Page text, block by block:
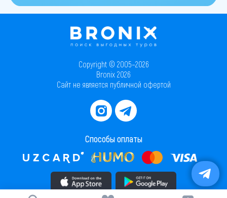
Copyright © 2005–2026
Bronix 2026
Сайт не является публичной офертой
Способы оплаты
Скачать приложение в AppStore Скачать приложение в PlayMarket